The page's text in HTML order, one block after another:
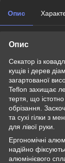
Опис
Опис
Секатор із
кущів і дерев
загартованої
Teflon захищає
тертя, що
обрізання.
та сухі гілки з
для лівої руки.
Ергономічні
надійно
алюмінієвого